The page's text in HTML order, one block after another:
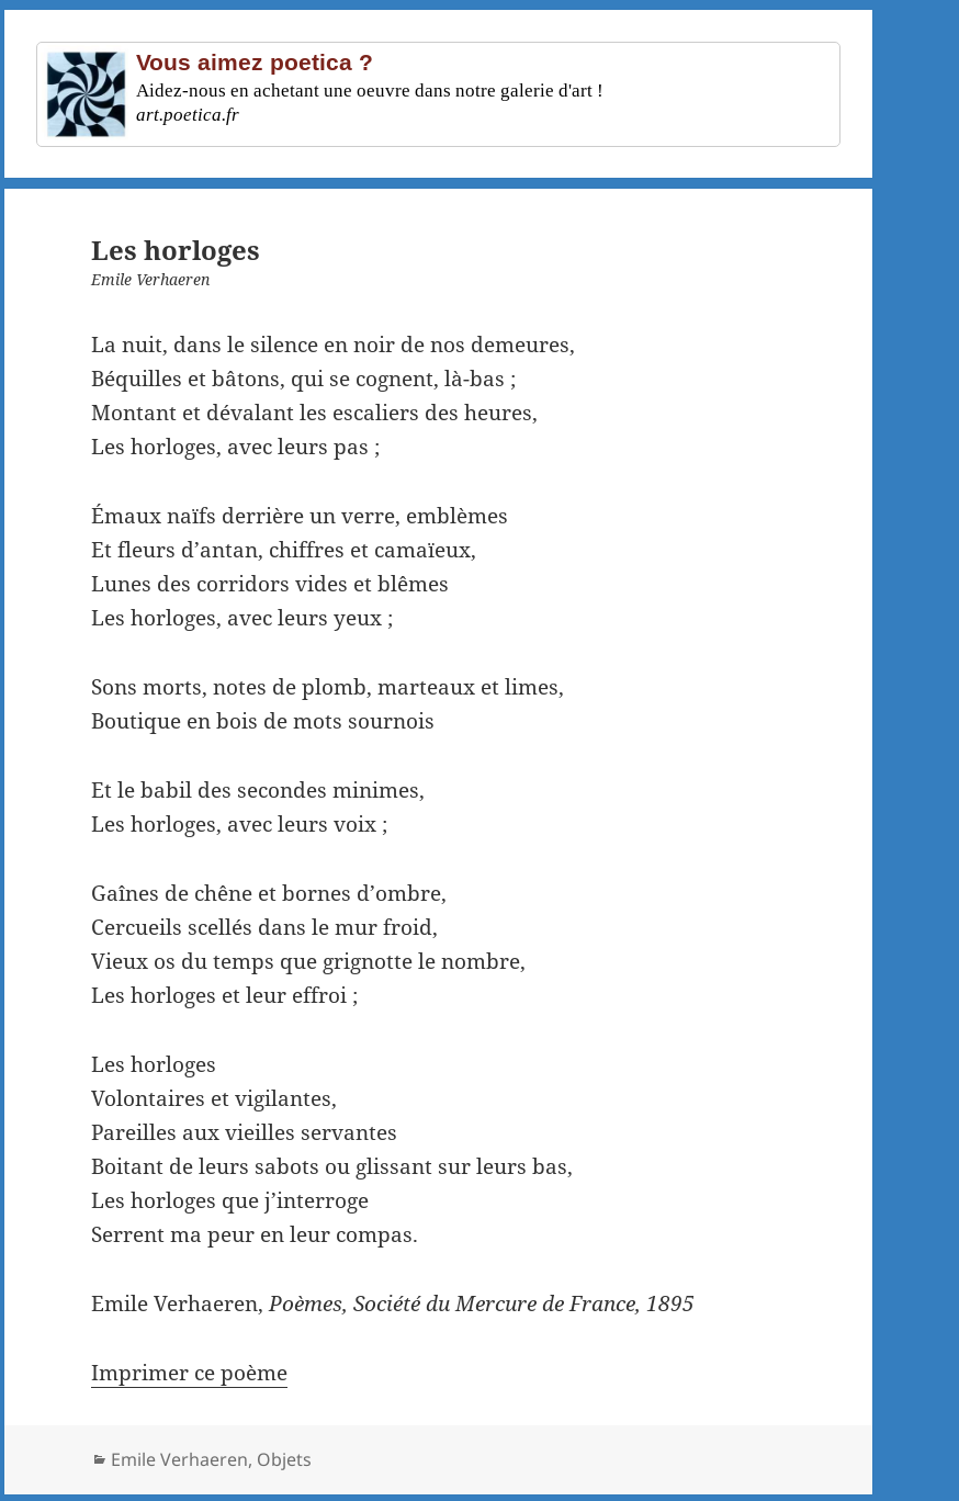
Vous aimez poetica ?
Aidez-nous en achetant une oeuvre dans notre galerie d'art !
art.poetica.fr
Les horloges
Emile Verhaeren
La nuit, dans le silence en noir de nos demeures,
Béquilles et bâtons, qui se cognent, là-bas ;
Montant et dévalant les escaliers des heures,
Les horloges, avec leurs pas ;
Émaux naïfs derrière un verre, emblèmes
Et fleurs d’antan, chiffres et camaïeux,
Lunes des corridors vides et blêmes
Les horloges, avec leurs yeux ;
Sons morts, notes de plomb, marteaux et limes,
Boutique en bois de mots sournois
Et le babil des secondes minimes,
Les horloges, avec leurs voix ;
Gaînes de chêne et bornes d’ombre,
Cercueils scellés dans le mur froid,
Vieux os du temps que grignotte le nombre,
Les horloges et leur effroi ;
Les horloges
Volontaires et vigilantes,
Pareilles aux vieilles servantes
Boitant de leurs sabots ou glissant sur leurs bas,
Les horloges que j’interroge
Serrent ma peur en leur compas.
Emile Verhaeren,Poèmes, Société du Mercure de France, 1895
Imprimer ce poème
Catégories
Emile Verhaeren, Objets